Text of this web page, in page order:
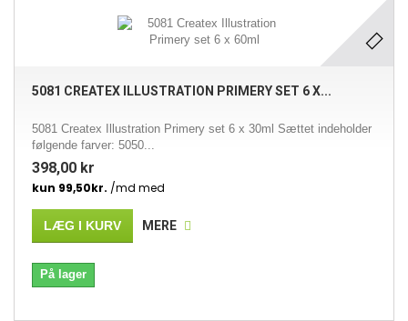
5081 CREATEX ILLUSTRATION PRIMERY SET 6 X...
5081 Createx Illustration Primery set 6 x 30ml Sættet indeholder
følgende farver: 5050...
398,00 kr
LÆG I KURV MERE
På lager